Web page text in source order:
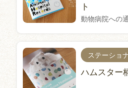
ト
動物病院への
ステーショ
ハムスター